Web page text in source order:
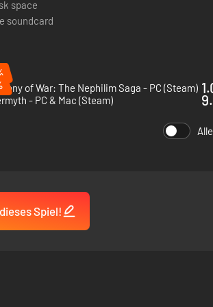
Gegenstände, Fähigkeiten und
erstellen kannst. Entwirf benutzerdefinierte
die enthaltenen Kampagnen hinaus zu
space
soundcard
of War: The Nephilim Saga - PC (Steam)
- PC & Mac (Steam)
Spiel!